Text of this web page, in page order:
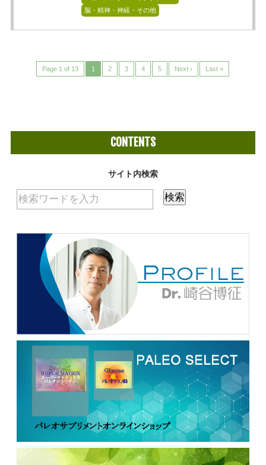
脳・精神・神経・その他
Page 1 of 13 1 2 3 4 5 Next › Last »
CONTENTS
サイト内検索